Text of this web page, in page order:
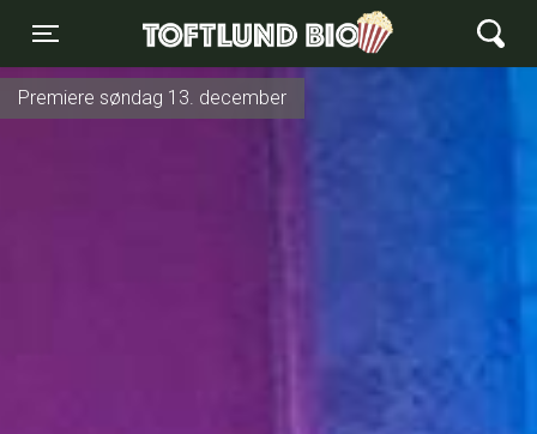
Toggle navigation
Toftlund Biograf
Premiere søndag 13. december